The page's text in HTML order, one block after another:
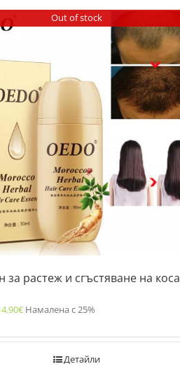
Out of stock
за растеж и сгъстяване на коса
€ Намалена с 25%
Детайли